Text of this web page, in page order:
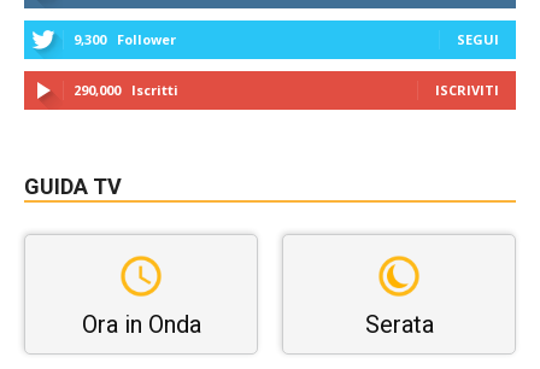
9,300 Follower SEGUI
290,000 Iscritti ISCRIVITI
GUIDA TV
Ora in Onda Serata